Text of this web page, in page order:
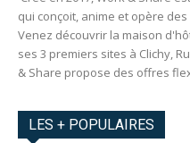
qui conçoit, anime et opère
Venez découvrir la maison
ses 3 premiers sites à Clichy,
& Share propose des offres
LES + POPULAIRES